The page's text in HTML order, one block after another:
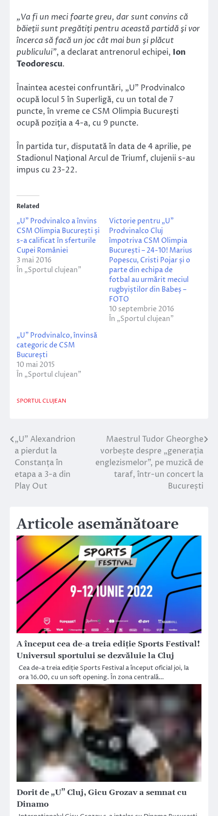
„Va fi un meci foarte greu, dar sunt convins că
băieţii sunt pregătiţi pentru această partidă şi vor
încerca să facă un joc cât mai bun şi plăcut
publicului”, a declarat antrenorul echipei, Ion
Teodorescu.
Înaintea acestei confruntări, „U” Prodvinalco
ocupă locul 5 în Superligă, cu un total de 7
puncte, în vreme ce CSM Olimpia Bucureşti
ocupă poziţia a 4-a, cu 9 puncte.
În partida tur, disputată în data de 4 aprilie, pe
Stadionul Naţional Arcul de Triumf, clujenii s-au
impus cu 23-22.
Related
„U” Prodvinalco a învins
CSM Olimpia București și
s-a calificat în sferturile
Cupei României
3 mai 2016
În „Sportul clujean”
Victorie pentru „U”
Prodvinalco Cluj
împotriva CSM Olimpia
București – 24-10! Marius
Popescu, Cristi Pojar și o
parte din echipa de
fotbal au urmărit meciul
rugbyiștilor din Babeș –
FOTO
10 septembrie 2016
În „Sportul clujean”
„U” Prodvinalco, învinsă
categoric de CSM
București
10 mai 2015
În „Sportul clujean”
SPORTUL CLUJEAN
Navigare
în
articole
„U” Alexandrion
a pierdut la
Constanța în
etapa a 3-a din
Play Out
Maestrul Tudor Gheorghe
vorbește despre „generația
englezismelor”, pe muzică de
taraf, într-un concert la
București
Articole asemănătoare
A început cea de-a treia ediție Sports Festival!
Universul sportului se dezvăluie la Cluj
Cea de-a treia ediție Sports Festival a început oficial joi, la
ora 16.00, cu un soft opening. În zona centrală…
Dorit de „U” Cluj, Gicu Grozav a semnat cu
Dinamo